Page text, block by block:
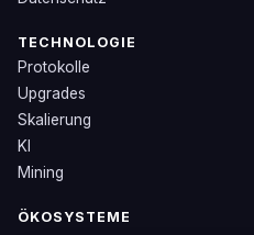
TECHNOLOGIE
Protokolle
Upgrades
Skalierung
KI
Mining
ÖKOSYSTEME